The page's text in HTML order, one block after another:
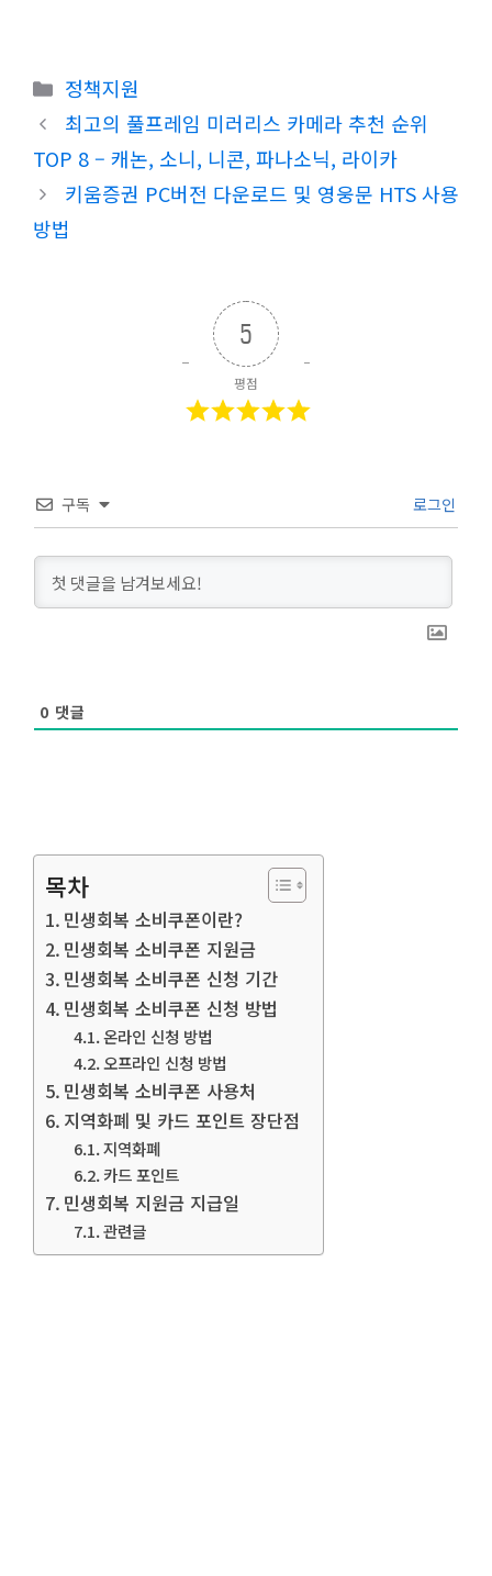
카
테
고
리
정책지원
최고의 풀프레임 미러리스 카메라 추천 순위
TOP 8 – 캐논, 소니, 니콘, 파나소닉, 라이카
키움증권 PC버전 다운로드 및 영웅문 HTS 사용
방법
5
평점
구독 로그인
0 댓글
목차
민생회복 소비쿠폰이란?
민생회복 소비쿠폰 지원금
민생회복 소비쿠폰 신청 기간
민생회복 소비쿠폰 신청 방법
온라인 신청 방법
오프라인 신청 방법
민생회복 소비쿠폰 사용처
지역화폐 및 카드 포인트 장단점
지역화폐
카드 포인트
민생회복 지원금 지급일
관련글